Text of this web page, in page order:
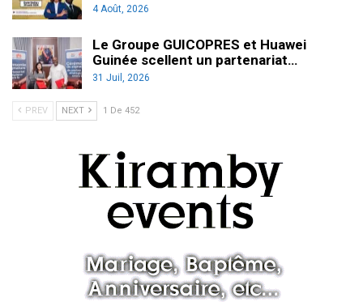
4 Août, 2026
Le Groupe GUICOPRES et Huawei
Guinée scellent un partenariat…
31 Juil, 2026
PREV NEXT 1 De 452